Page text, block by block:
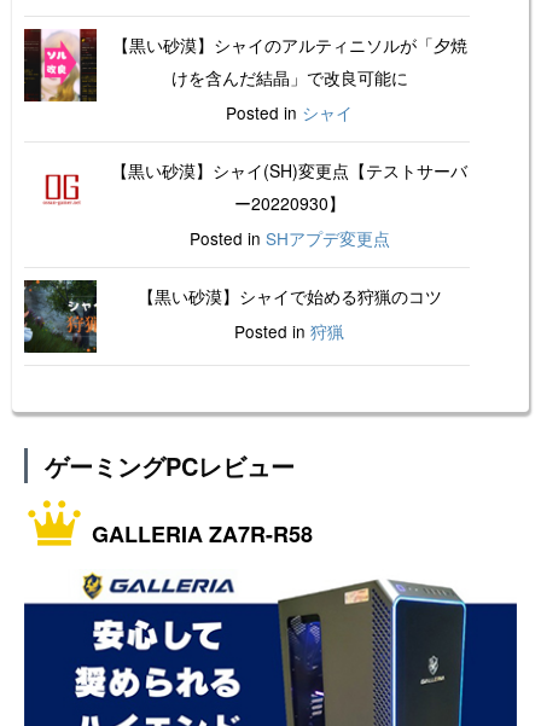
【黒い砂漠】シャイのアルティニソルが「夕焼
けを含んだ結晶」で改良可能に
Posted in シャイ
【黒い砂漠】シャイ(SH)変更点【テストサーバ
ー20220930】
Posted in SHアプデ変更点
【黒い砂漠】シャイで始める狩猟のコツ
Posted in 狩猟
ゲーミングPCレビュー
GALLERIA ZA7R-R58